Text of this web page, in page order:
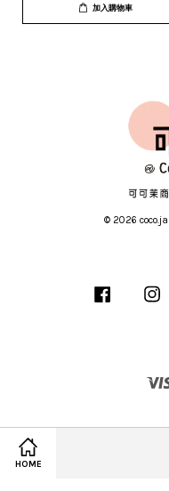
HOME
加入購物車
© 2026
Facebook